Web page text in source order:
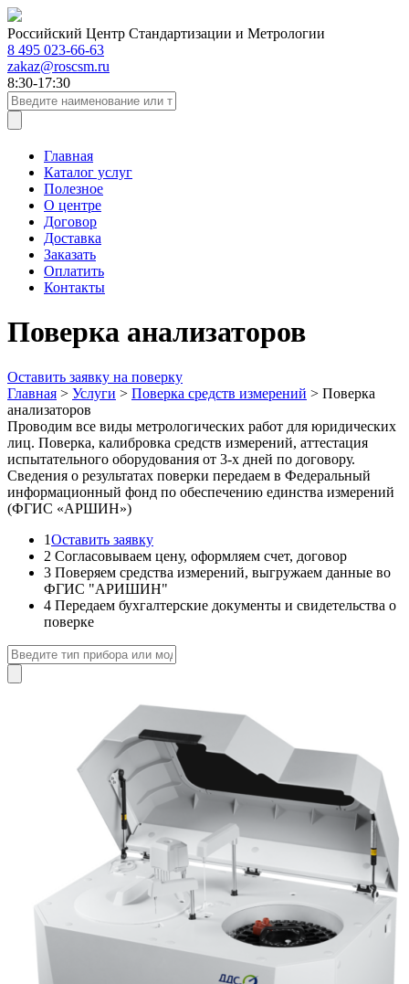
Российский Центр Стандартизации и Метрологии
8 495 023-66-63
zakaz@roscsm.ru
8:30-17:30
Главная
Каталог услуг
Полезное
О центре
Договор
Доставка
Заказать
Оплатить
Контакты
Поверка анализаторов
Оставить заявку на поверку
Главная > Услуги > Поверка средств измерений > Поверка
анализаторов
Проводим все виды метрологических работ для юридических
лиц. Поверка, калибровка средств измерений, аттестация
испытательного оборудования от 3-х дней по договору.
Сведения о результатах поверки передаем в Федеральный
информационный фонд по обеспечению единства измерений
(ФГИС «АРШИН»)
1Оставить заявку
2 Согласовываем цену, оформляем счет, договор
3 Поверяем средства измерений, выгружаем данные во
ФГИС "АРИШИН"
4 Передаем бухгалтерские документы и свидетельства о
поверке